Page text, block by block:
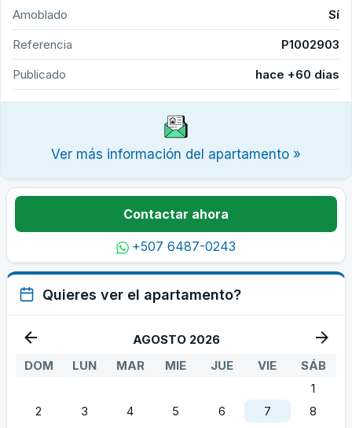
Amoblado
Sí
Referencia
P1002903
Publicado
hace +60 dias
Ver más información del apartamento »
Contactar ahora
+507 6487-0243
Quieres ver el apartamento?
AGOSTO 2026
DOM
LUN MAR MIE JUE VIE
SÁB
1
2
3 4 5 6 7
8